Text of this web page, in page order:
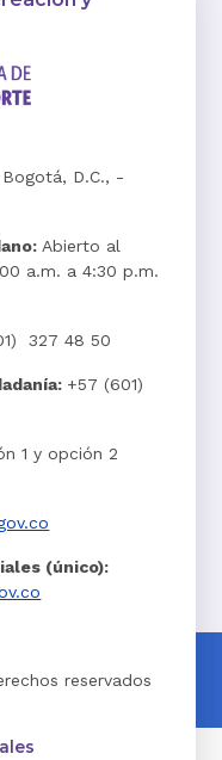
D.C., -
Abierto al
a.m. a 4:30 p.m.
327 48 50
+57 (601)
1 y opción 2
(único):
reservados